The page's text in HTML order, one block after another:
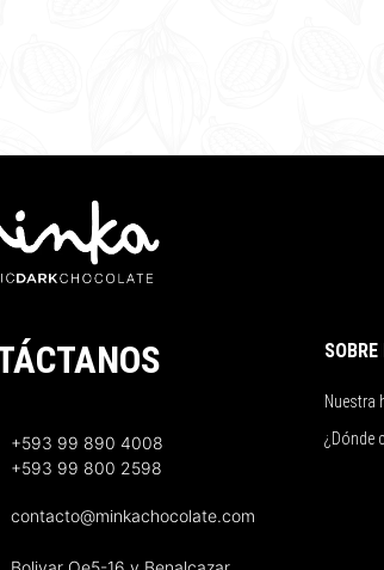
+593 99 890 4008
+593 99 800 2598
contacto@minkachocolate.com
Nuestra
¿Dónde